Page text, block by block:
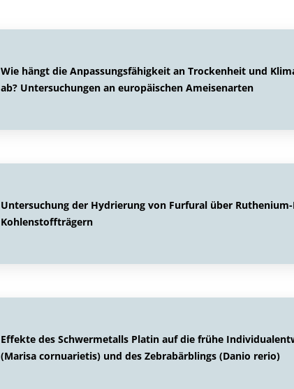
Wie hängt die Anpassungsfähigkeit an Trockenheit und
ab? Untersuchungen an europäischen Ameisenarten
Untersuchung der Hydrierung von Furfural über
Kohlenstoffträgern
Effekte des Schwermetalls Platin auf die frühe
(Marisa cornuarietis) und des Zebrabärblings (Danio rerio)